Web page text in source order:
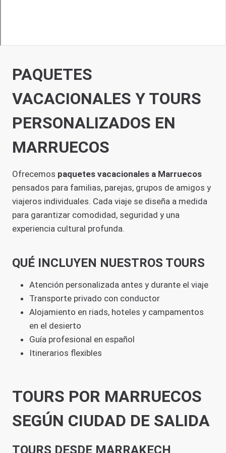
PAQUETES
VACACIONALES Y TOURS
PERSONALIZADOS EN
MARRUECOS
Ofrecemos paquetes vacacionales a Marruecos
pensados para familias, parejas, grupos de amigos y
viajeros individuales. Cada viaje se diseña a medida
para garantizar comodidad, seguridad y una
experiencia cultural profunda.
QUÉ INCLUYEN NUESTROS TOURS
Atención personalizada antes y durante el viaje
Transporte privado con conductor
Alojamiento en riads, hoteles y campamentos
en el desierto
Guía profesional en español
Itinerarios flexibles
TOURS POR MARRUECOS
SEGÚN CIUDAD DE SALIDA
TOURS DESDE MARRAKECH